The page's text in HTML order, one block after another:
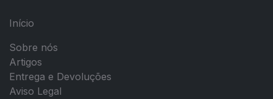
Início
Sobre nós
Artigos
Entrega e Devoluções
Aviso Legal